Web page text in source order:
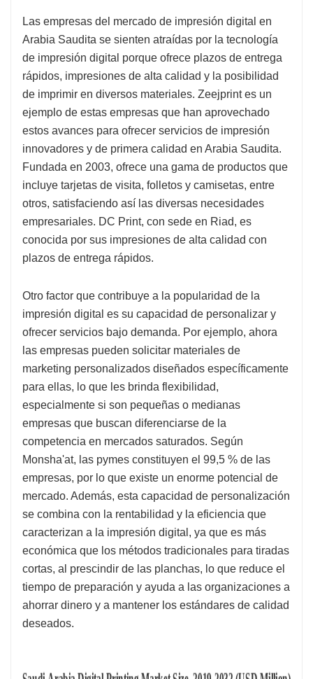
Las empresas del mercado de impresión digital en
Arabia Saudita se sienten atraídas por la tecnología
de impresión digital porque ofrece plazos de entrega
rápidos, impresiones de alta calidad y la posibilidad
de imprimir en diversos materiales. Zeejprint es un
ejemplo de estas empresas que han aprovechado
estos avances para ofrecer servicios de impresión
innovadores y de primera calidad en Arabia Saudita.
Fundada en 2003, ofrece una gama de productos que
incluye tarjetas de visita, folletos y camisetas, entre
otros, satisfaciendo así las diversas necesidades
empresariales. DC Print, con sede en Riad, es
conocida por sus impresiones de alta calidad con
plazos de entrega rápidos.
Otro factor que contribuye a la popularidad de la
impresión digital es su capacidad de personalizar y
ofrecer servicios bajo demanda. Por ejemplo, ahora
las empresas pueden solicitar materiales de
marketing personalizados diseñados específicamente
para ellas, lo que les brinda flexibilidad,
especialmente si son pequeñas o medianas
empresas que buscan diferenciarse de la
competencia en mercados saturados. Según
Monsha'at, las pymes constituyen el 99,5 % de las
empresas, por lo que existe un enorme potencial de
mercado. Además, esta capacidad de personalización
se combina con la rentabilidad y la eficiencia que
caracterizan a la impresión digital, ya que es más
económica que los métodos tradicionales para tiradas
cortas, al prescindir de las planchas, lo que reduce el
tiempo de preparación y ayuda a las organizaciones a
ahorrar dinero y a mantener los estándares de calidad
deseados.